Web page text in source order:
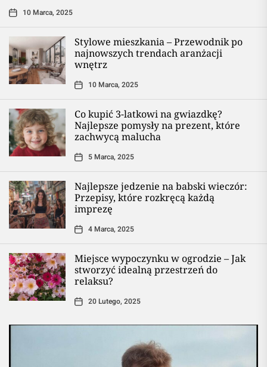
10 Marca, 2025
Stylowe mieszkania – Przewodnik po
najnowszych trendach aranżacji
wnętrz
10 Marca, 2025
Co kupić 3-latkowi na gwiazdkę?
Najlepsze pomysły na prezent, które
zachwycą malucha
5 Marca, 2025
Najlepsze jedzenie na babski wieczór:
Przepisy, które rozkręcą każdą
imprezę
4 Marca, 2025
Miejsce wypoczynku w ogrodzie – Jak
stworzyć idealną przestrzeń do
relaksu?
20 Lutego, 2025